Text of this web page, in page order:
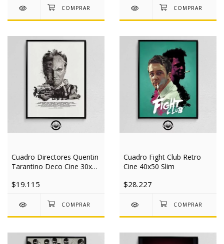
Cuadro Directores Quentin
Tarantino Deco Cine 30x40
$19.115
Cuadro Fight Club Retro
Cine 40x50 Slim
$28.227